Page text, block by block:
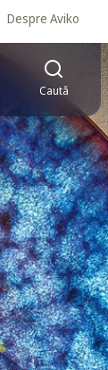
Despre Aviko
Caută